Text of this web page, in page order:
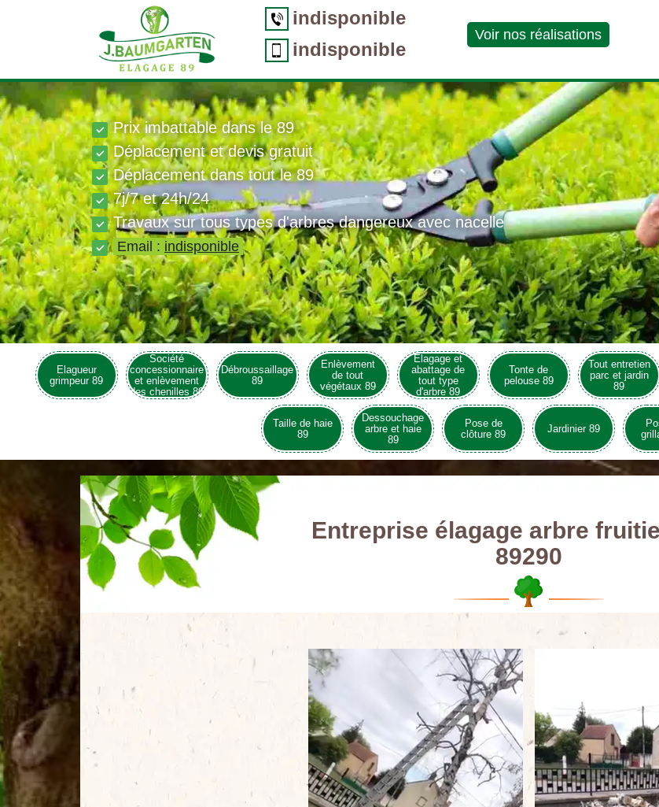
indisponible
indisponible
Voir nos réalisations
Prix imbattable dans le 89
Déplacement et devis gratuit
Déplacement dans tout le 89
7j/7 et 24h/24
Travaux sur tous types d'arbres dangereux avec nacelle
Email : indisponible
Elagueur
grimpeur 89
Société
concessionnaire
et enlèvement
des chenilles 89
Débroussaillage
89
Enlèvement
de tout
végétaux 89
Elagage et
abattage de
tout type
d'arbre 89
Tonte de
pelouse 89
Tout entretien
parc et jardin
89
Taille de haie
89
Dessouchage
arbre et haie
89
Pose de
clôture 89
Jardinier 89
Entreprise élagage arbre
89290